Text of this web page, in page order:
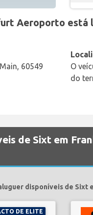
Aeroporto está
60549
O
do
de Sixt em
disponíveis de Sixt
DE ELITE